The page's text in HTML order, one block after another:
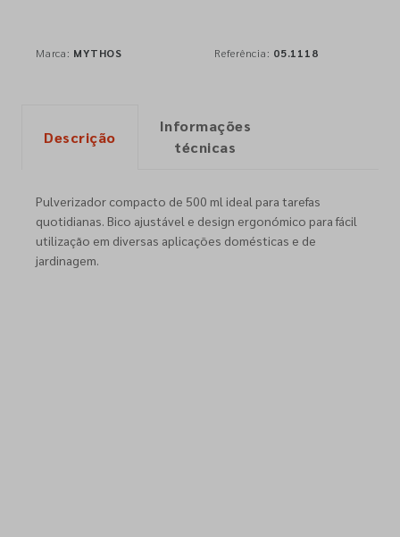
Marca: MYTHOS Referência: 05.1118
Descrição
Informações
técnicas
Pulverizador compacto de 500 ml ideal para tarefas
quotidianas. Bico ajustável e design ergonómico para fácil
utilização em diversas aplicações domésticas e de
jardinagem.